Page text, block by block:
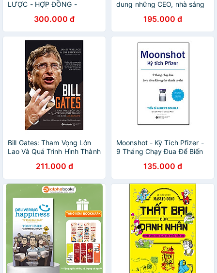
LƯỢC - HỢP ĐỒNG -
Ngữ – Thái Hà Books – NXB
Công Thương
300.000 đ
dung những CEO, nhà sáng
195.000 đ
Bill Gates: Tham Vọng Lớn
Lao Và Quá Trình Hình Thành
211.000 đ
Moonshot - Kỳ Tích Pfizer -
9 Tháng Chạy Đua Để Biến
135.000 đ